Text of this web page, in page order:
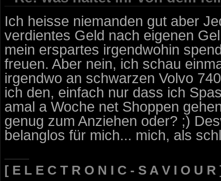
Ich heisse niemanden gut aber
verdientes Geld nach eigenen
mein erspartes irgendwohin
freuen. Aber nein, ich schau
irgendwo an schwarzen Volvo
ich den, einfach nur dass ich
amal a Woche net Shoppen
genug zum Anziehen oder? ;)
belanglos für mich... mich, als
[ E L E C T R O N I C - S A V I O U R